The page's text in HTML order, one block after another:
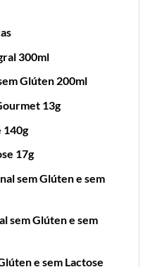
300ml
Glúten 200ml
13g
140g
17g
sem Glúten e sem
sem Glúten e sem
e sem Lactose